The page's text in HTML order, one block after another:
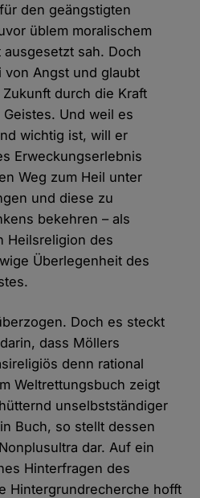
den geängstigten
üblem moralischem
sah. Doch
Angst und glaubt
durch die Kraft
Und weil es
wichtig ist, will er
Erweckungserlebnis
Weg zum Heil unter
und diese zu
bekehren – als
Heilsreligion des
Überlegenheit des
Doch es steckt
dass Möllers
denn rational
Weltrettungsbuch zeigt
unselbstständiger
Buch, so stellt dessen
dar. Auf ein
Hinterfragen des
Hintergrundrecherche hofft